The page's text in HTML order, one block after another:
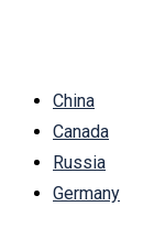
China
Canada
Russia
Germany